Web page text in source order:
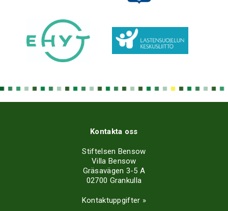
Kontakta oss
Stiftelsen Bensow
Villa Bensow
Gräsavägen 3-5 A
02700 Grankulla
Kontaktuppgifter »